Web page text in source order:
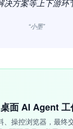
决方案等上下游环
“小墨”
面 AI Agent 工
、操控浏览器，最终